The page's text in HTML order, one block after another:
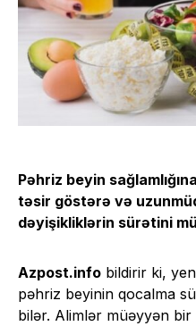
Pəhriz beyin
təsir göstərə və
dəyişikliklərin sürətini
Azpost.info bildirir ki,
pəhriz beyinin qocalma
bilər. Alimlər müəyyən bir